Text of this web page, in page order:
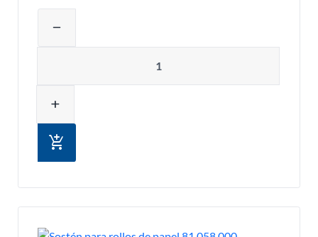
remove
add
add_shopping_cart